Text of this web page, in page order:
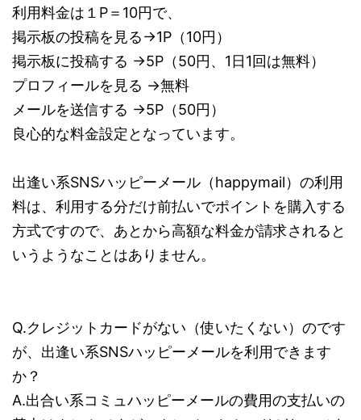
利用料金は１P＝10円で、
掲示板の投稿を見る→1P（10円）
掲示板に投稿する →5P（50円、1日1回は無料）
プロフィールを見る →無料
メールを送信する →5P（50円）
良心的な料金設定となっています。
出逢い系SNSハッピーメール（happymail）の利用
料は、利用する分だけ前払いでポイントを購入する
方式ですので、あとから高額な料金が請求されると
いうようなことはありません。
Q.クレジットカードがない（使いたくない）のです
が、出逢い系SNSハッピーメールを利用できます
か？
A.出合い系コミュハッピーメールの費用の支払いの